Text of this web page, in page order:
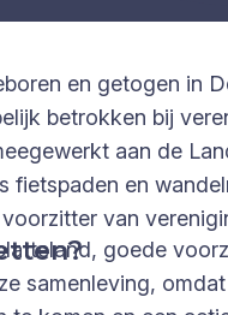
en getogen in
betrokken bij
aan de
fietspaden en
van
goede
samenleving,